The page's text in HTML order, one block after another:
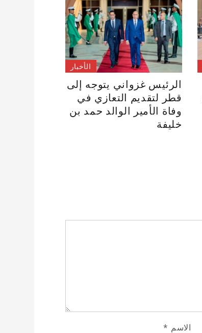
الأخبار
الرئيس غزواني يتوجه إلى
قطر لتقديم التعازي في
وفاة الأمير الوالد حمد بن
خليفة
الاسم *